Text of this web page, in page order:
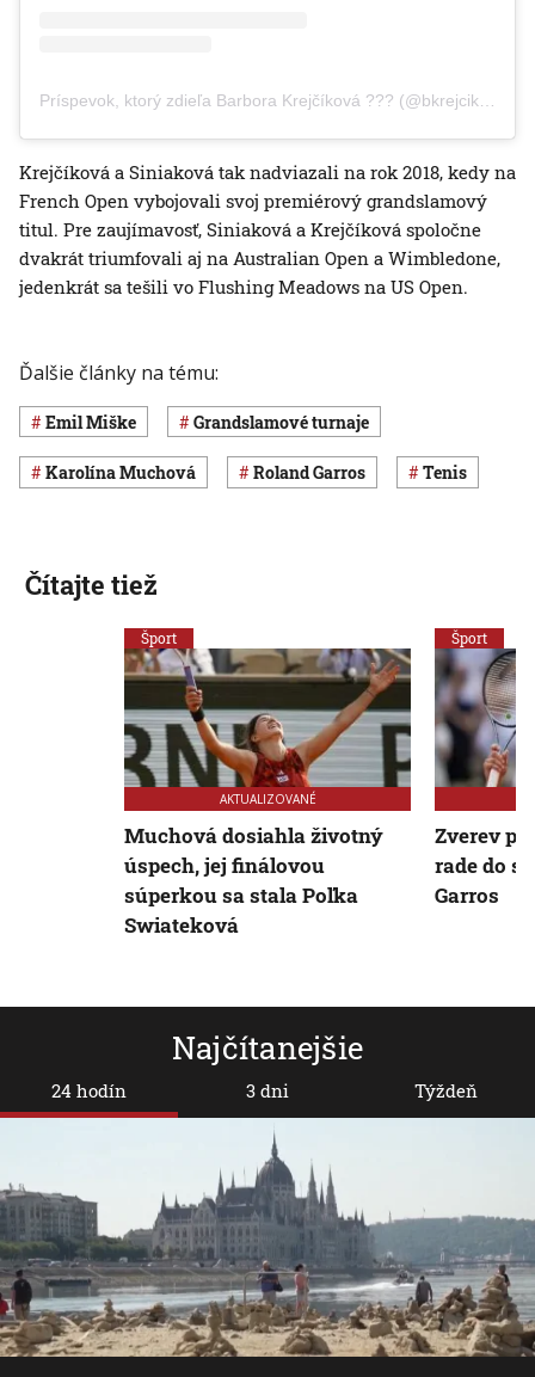
Krejčíková a Siniaková tak nadviazali na rok 2018, kedy na
French Open vybojovali svoj premiérový grandslamový
titul. Pre zaujímavosť, Siniaková a Krejčíková spoločne
dvakrát triumfovali aj na Australian Open a Wimbledone,
jedenkrát sa tešili vo Flushing Meadows na US Open.
Ďalšie články na tému:
Emil Miške grandslamové turnaje
Karolína Muchová Roland Garros Tenis
Najčítanejšie
24 hodín 3 dni Týždeň
Čítajte tiež
Šport
AKTUALIZOVANÉ
Muchová dosiahla životný
úspech, jej finálovou
súperkou sa stala Poľka
Swiateková
Šport
Zverev
rade do
Garros